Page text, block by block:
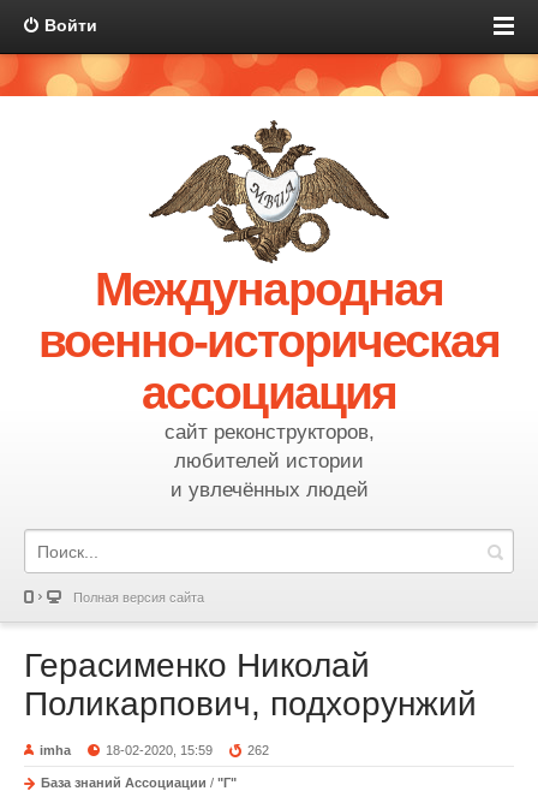
Войти
Международная
военно-историческая
ассоциация
сайт реконструкторов,
любителей истории
и увлечённых людей
Полная версия сайта
Герасименко Николай
Поликарпович, подхорунжий
imha 18-02-2020, 15:59 262
База знаний Ассоциации / "Г"